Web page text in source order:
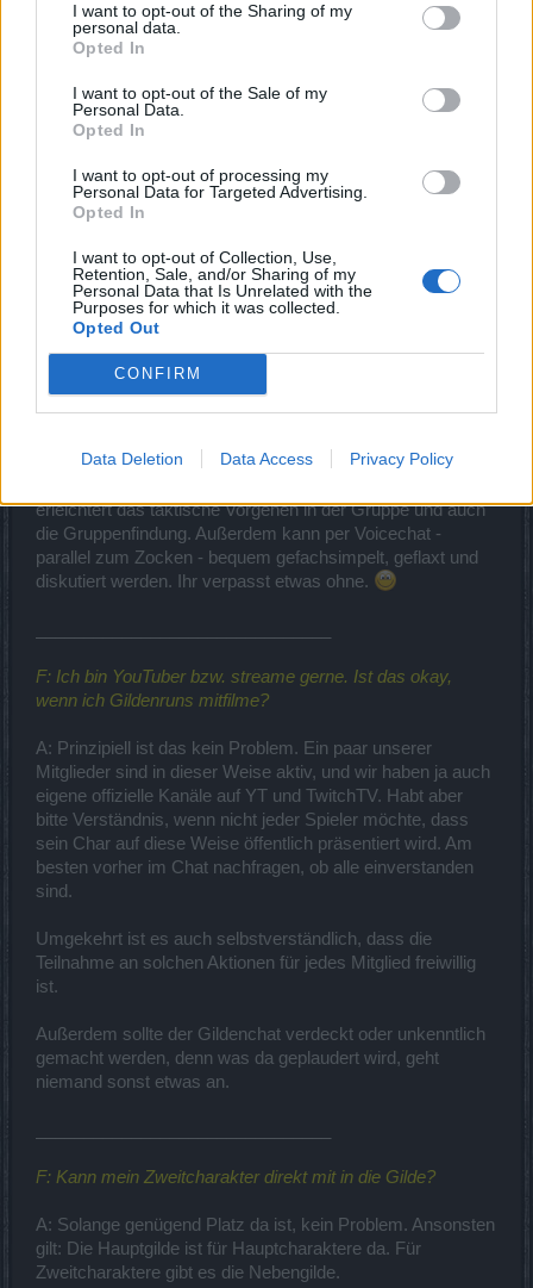
I want to opt-out of the Sharing of my
personal data.
Opted In
I want to opt-out of the Sale of my
Personal Data.
Opted In
I want to opt-out of processing my
Personal Data for Targeted Advertising.
Opted In
I want to opt-out of Collection, Use,
Retention, Sale, and/or Sharing of my
Personal Data that Is Unrelated with the
Purposes for which it was collected.
Opted Out
CONFIRM
Data Deletion Data Access Privacy Policy
Und im Ernst: Sooooo schwierig ist es nicht, bei uns
aufgenommen zu werden. Im Grunde verlangen wir nur drei
1. dass man unsere Gildenvorstellung liest und versteht,
2. dass man die Aufnahmekritierien erfüllt,
erstellt.
Das ist weder überzogen, noch unrealistisch. Wer aber
nicht bereit ist, unsere Wünsche als Gilde zu respektieren,
der passt in der Tat nicht zu uns.
Wer mag, kann ja einfach mal den Thread durchstöbern
und schauen, welche Bewerber wir angenommen haben
und welche nicht (und auch warum).
_______________________________
erleichtert das taktische Vorgehen in der Gruppe und auch
die Gruppenfindung. Außerdem kann per Voicechat -
parallel zum Zocken - bequem gefachsimpelt, geflaxt und
diskutiert werden. Ihr verpasst etwas ohne.
F: Ich bin YouTuber bzw. streame gerne. Ist das okay,
wenn ich Gildenruns mitfilme?
A: Prinzipiell ist das kein Problem. Ein paar unserer
Mitglieder sind in dieser Weise aktiv, und wir haben ja auch
eigene offizielle Kanäle auf YT und TwitchTV. Habt aber
bitte Verständnis, wenn nicht jeder Spieler möchte, dass
sein Char auf diese Weise öffentlich präsentiert wird. Am
besten vorher im Chat nachfragen, ob alle einverstanden
sind.
Umgekehrt ist es auch selbstverständlich, dass die
Teilnahme an solchen Aktionen für jedes Mitglied freiwillig
ist.
Außerdem sollte der Gildenchat verdeckt oder unkenntlich
gemacht werden, denn was da geplaudert wird, geht
niemand sonst etwas an.
F: Kann mein Zweitcharakter direkt mit in die Gilde?
A: Solange genügend Platz da ist, kein Problem. Ansonsten
gilt: Die Hauptgilde ist für Hauptcharaktere da. Für
Zweitcharaktere gibt es die Nebengilde.